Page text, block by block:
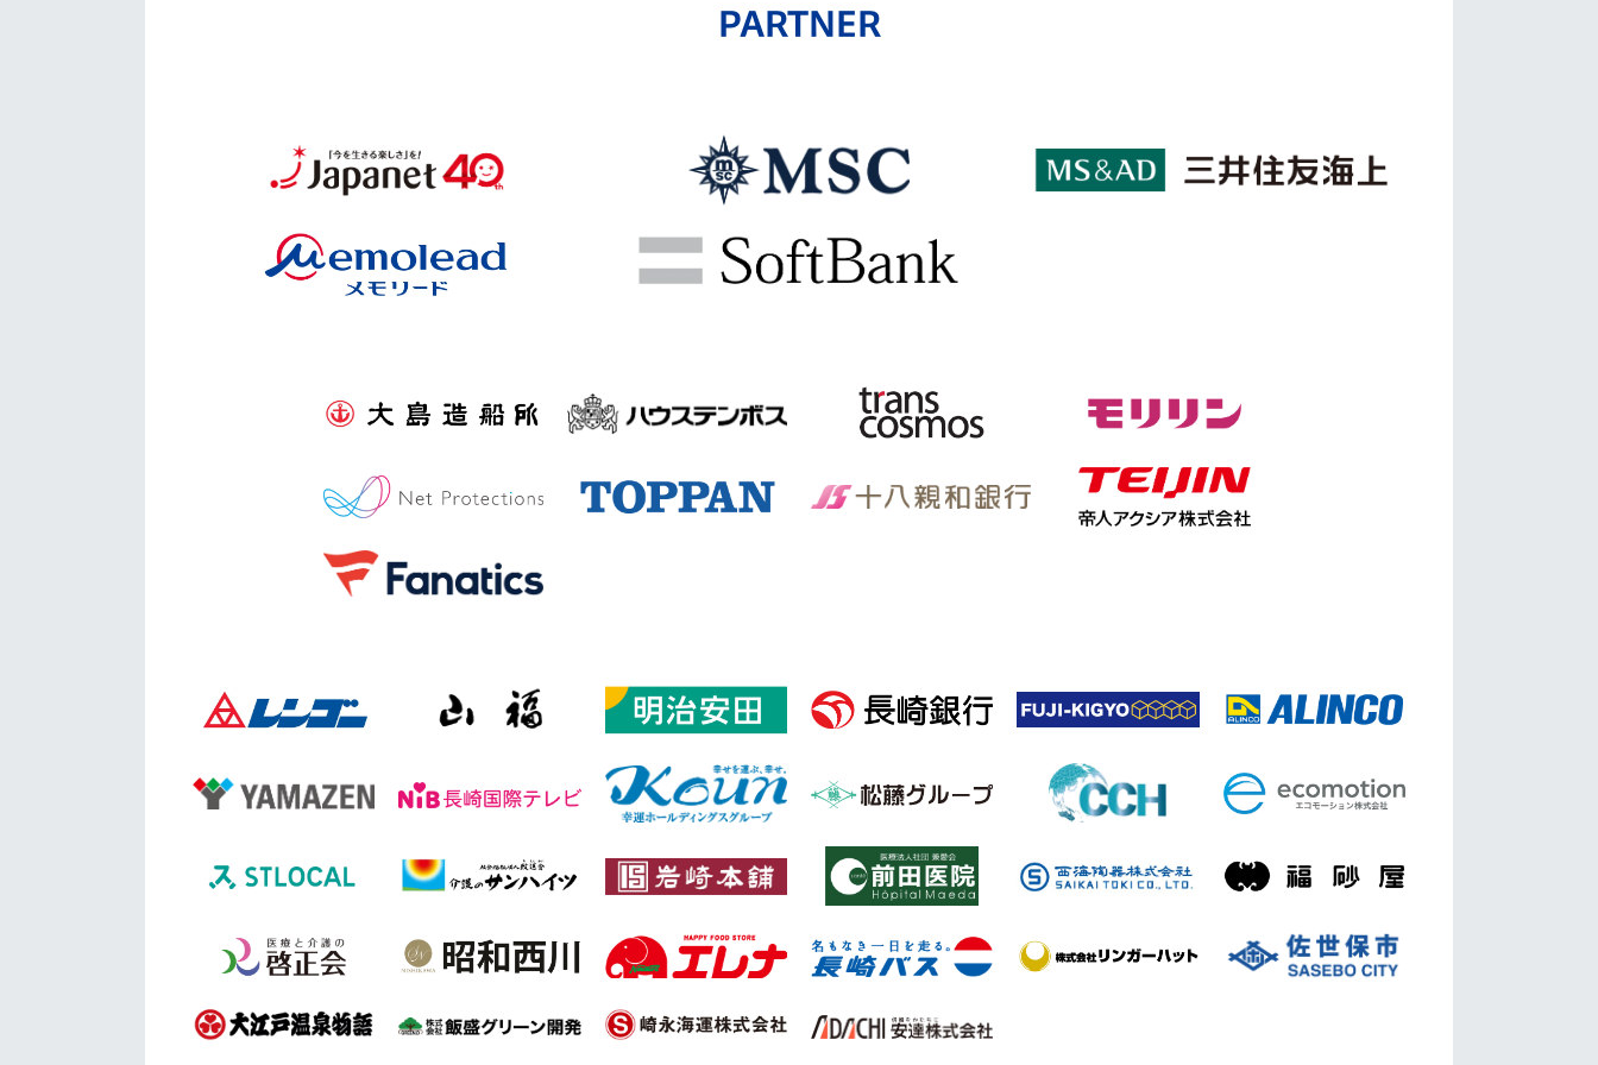
PARTNER